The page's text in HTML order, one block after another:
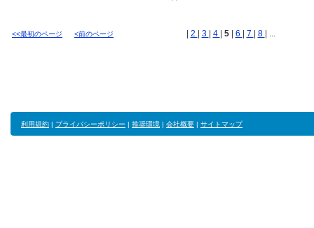
<<最初のページ <前のページ 2 3 4 5 6 7 8 | ...
利用規約 | プライバシーポリシー | 推奨環境 | 会社概要 | サイトマップ